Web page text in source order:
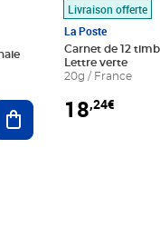
Ajouter au panier
Livraison offerte
La Poste
Carnet de 12
Lettre verte
20g / France
18,24€